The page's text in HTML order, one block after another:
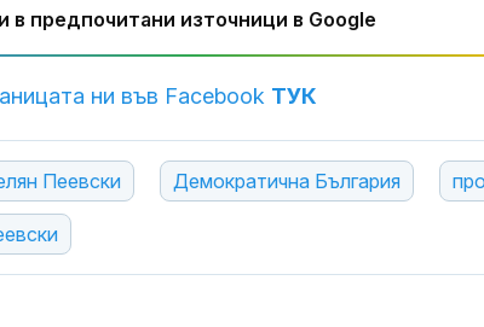
в предпочитани източници в Google
ни във Facebook ТУК
Пеевски Демократична България